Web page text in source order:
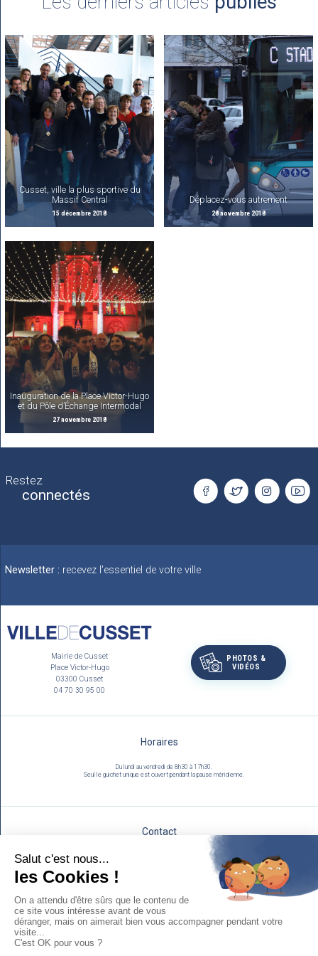
Cusset, ville la plus sportive du
Massif Central
15 décembre 2018
Déplacez-vous autrement
28 novembre 2018
Inauguration de la Place Victor-Hugo
et du Pôle d’Échange Intermodal
27 novembre 2018
Restez
connectés
Newsletter : recevez l'essentiel de votre ville
Mairie de Cusset
Place Victor-Hugo
03300 Cusset
04 70 30 95 00
PHOTOS &
VIDÉOS
Horaires
Du lundi au vendredi de 8h30 à 17h30.
Seul le guichet unique est ouvert pendant la pause méridienne.
Contact